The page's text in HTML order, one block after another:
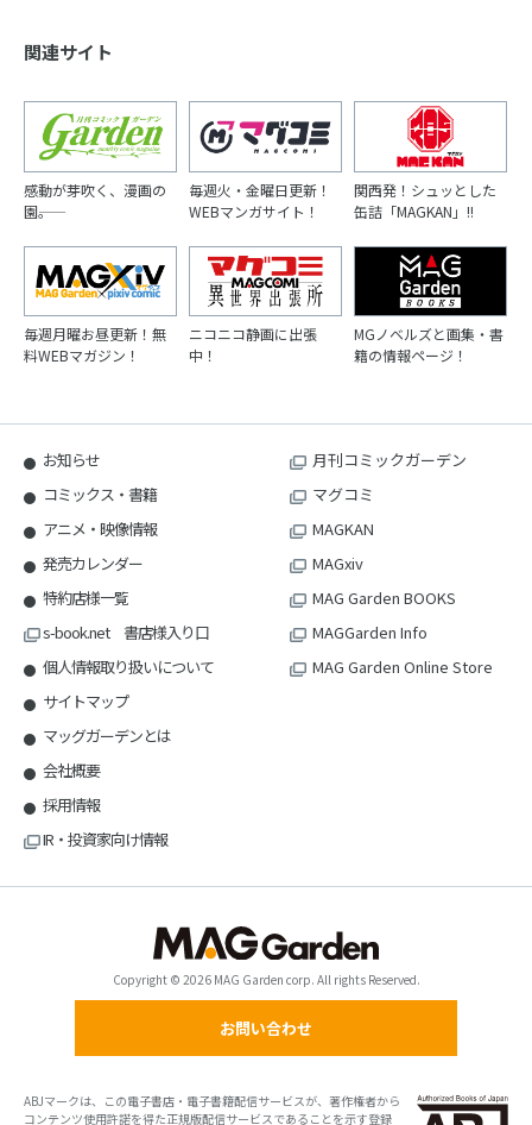
関連サイト
感動が芽吹く、漫画の
園――。
毎週火・金曜日更新！
WEBマンガサイト！
関西発！シュッとした
缶詰「MAGKAN」!!
毎週月曜お昼更新！無
料WEBマガジン！
ニコニコ静画に出張
中！
MGノベルズと画集・書
籍の情報ページ！
お知らせ
コミックス・書籍
アニメ・映像情報
発売カレンダー
特約店様一覧
s-book.net 書店様入り口
個人情報取り扱いについて
サイトマップ
マッグガーデンとは
会社概要
採用情報
IR・投資家向け情報
月刊コミックガーデン
マグコミ
MAGKAN
MAGxiv
MAG Garden BOOKS
MAGGarden Info
MAG Garden Online Store
Copyright © 2026 MAG Garden corp. All rights Reserved.
お問い合わせ
ABJマークは、この電子書店・電子書籍配信サービスが、著作権者から
コンテンツ使用許諾を得た正規版配信サービスであることを示す登録